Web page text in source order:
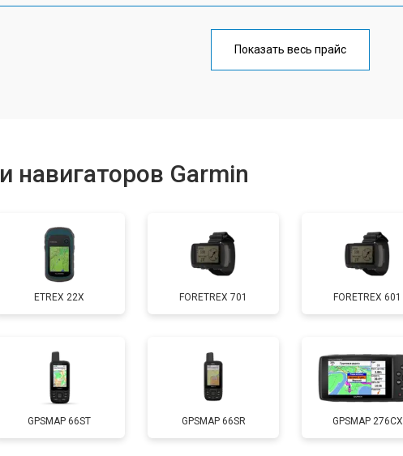
Показать весь прайс
навигаторов Garmin
ETREX 22X FORETREX 701 FORETREX 601
GPSMAP 66ST GPSMAP 66SR GPSMAP 276CX